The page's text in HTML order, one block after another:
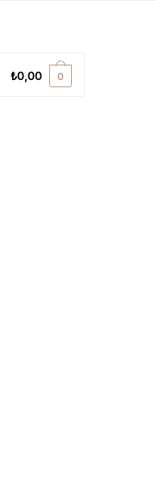
₺0,00 0